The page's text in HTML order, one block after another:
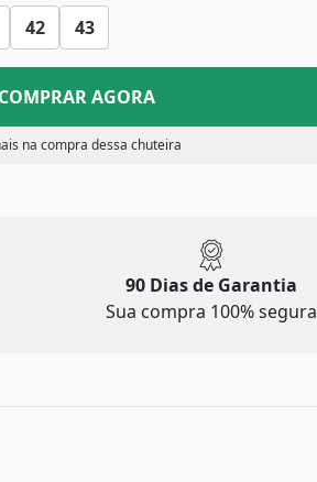
42 43
COMPRAR AGORA
na compra dessa chuteira
90 Dias de Garantia
Sua compra 100% segura